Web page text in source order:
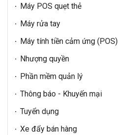
Máy POS quẹt thẻ
Máy rửa tay
Máy tính tiền cảm ứng (POS)
Nhượng quyền
Phần mềm quản lý
Thông báo - Khuyến mại
Tuyển dụng
Xe đẩy bán hàng